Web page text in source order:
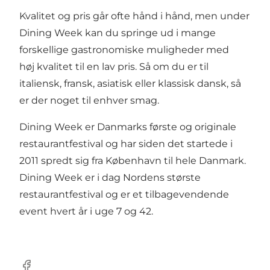
Kvalitet og pris går ofte hånd i hånd, men under
Dining Week kan du springe ud i mange
forskellige gastronomiske muligheder med
høj kvalitet til en lav pris. Så om du er til
italiensk, fransk, asiatisk eller klassisk dansk, så
er der noget til enhver smag.
Dining Week er Danmarks første og originale
restaurantfestival og har siden det startede i
2011 spredt sig fra København til hele Danmark.
Dining Week er i dag Nordens største
restaurantfestival og er et tilbagevendende
event hvert år i uge 7 og 42.